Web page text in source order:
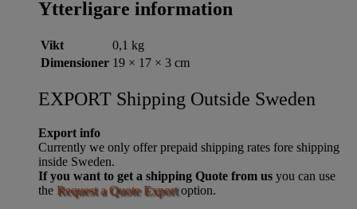
Ytterligare information
Vikt
0,1 kg
Dimensioner 19 × 17 × 3 cm
EXPORT Shipping Outside Sweden
Export info
Currently we only offer prepaid shipping rates fore shipping
inside Sweden.
If you want to get a shipping Quote from us you can use
the Request a Quote Exportoption.